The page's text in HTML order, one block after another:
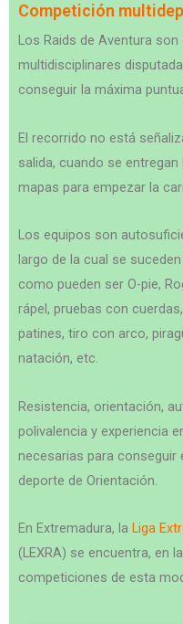
Competición
Los Raids de Aventura
multidisciplinares
conseguir la máxima
El recorrido no está
salida, cuando se
mapas para empezar la
Los equipos son
largo de la cual se
como pueden ser O-pie,
rápel, pruebas con
patines, tiro con arco,
natación, etc.
Resistencia, orientación,
polivalencia y experiencia
necesarias para conseguir
deporte de Orientación.
En Extremadura, la Liga
(LEXRA) se encuentra, en
competiciones de esta